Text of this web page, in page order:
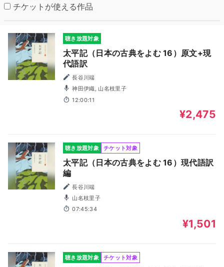
チケットが使える作品
聴き放題対象
太平記（日本の古典をよむ 16）原文+現
代語訳
長谷川端
神田伊織, 山名枝里子
12:00:11
¥2,475
聴き放題対象 チケット対象
太平記（日本の古典をよむ 16）現代語訳
編
長谷川端
山名枝里子
07:45:34
¥1,501
聴き放題対象 チケット対象